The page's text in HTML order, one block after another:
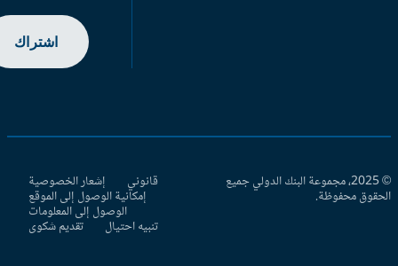
اشتراك
© 2025، مجموعة البنك الدولي جميع
محفوظة.
قانوني إشعار الخصوصية
إمكانية الوصول إلى الموقع
الوصول إلى المعلومات
تنبيه احتيال تقديم شكوى